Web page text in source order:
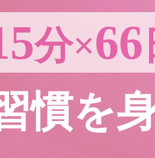
分×66
慣を